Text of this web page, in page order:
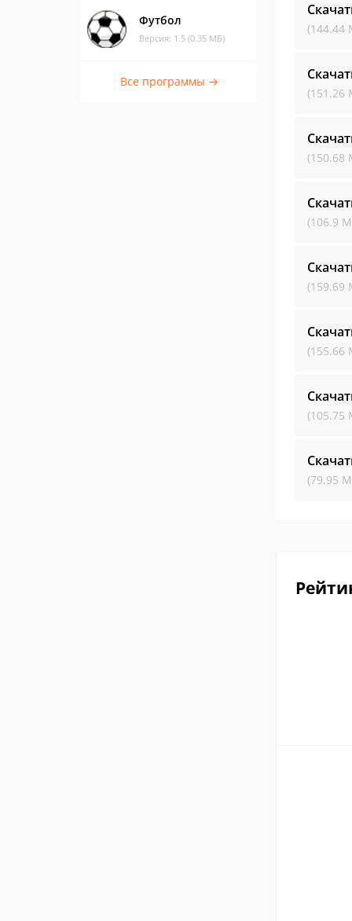
Футбол
Версия: 1.5 (0.35 МБ)
Все программы →
(144.44
(151.26
(150.68
(106.9
(159.69
(155.66
(105.75
(79.95